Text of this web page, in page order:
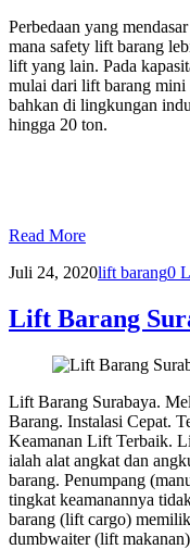
Perbedaan yang
mana safety lift barang
lift yang lain. Pada
mulai dari lift barang mini
bahkan di lingkungan
hingga 20 ton.
Read More
Juli 24, 2020lift barang0
Lift Barang
Lift Barang Surabaya.
Barang. Instalasi Cepat.
Keamanan Lift Terbaik.
ialah alat angkat dan
barang. Penumpang
tingkat keamanannya
barang (lift cargo)
dumbwaiter (lift